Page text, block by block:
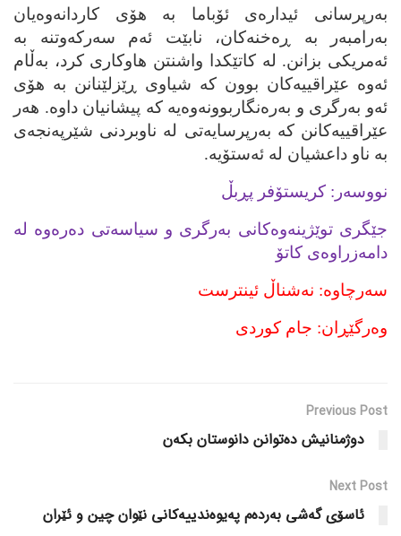
به‌رپرسانی ئیداره‌ی ئۆباما به‌ هۆی کاردانه‌وه‌یان
به‌رامبه‌ر به‌ ڕه‌خنه‌کان، نابێت ئه‌م سه‌رکه‌وتنه‌ به‌
ئه‌مریکی بزانن. له‌ کاتێکدا واشنتن هاوکاری کرد، به‌ڵام
ئه‌وه‌ عێراقییه‌کان بوون که‌ شیاوی ڕێزلێنانن به‌ هۆی
ئه‌و به‌رگری و به‌ره‌نگاربوونه‌وه‌یه‌ که‌ پیشانیان داوه‌. هه‌ر
عێراقییه‌کانن که‌ به‌رپرسایه‌تی له‌ ناوبردنی شێرپه‌نجه‌ی
به‌ ناو داعشیان له‌ ئه‌ستۆیه‌.
نووسه‌ر: کریستۆفر پڕبڵ
جێگری توێژینه‌وه‌کانی به‌رگری و سیاسه‌تی ده‌ره‌وه‌ له‌
دامه‌زراوه‌ی کاتۆ
سه‌رچاوه‌: نه‌شناڵ ئینترست
وه‌رگێڕان: جام کوردی
Previous Post
دوژمنانیش ده‌توانن دانوستان بکه‌ن
Next Post
ئاسۆی گه‌شی به‌رده‌م په‌یوه‌ندییه‌کانی نێوان چین و ئێران